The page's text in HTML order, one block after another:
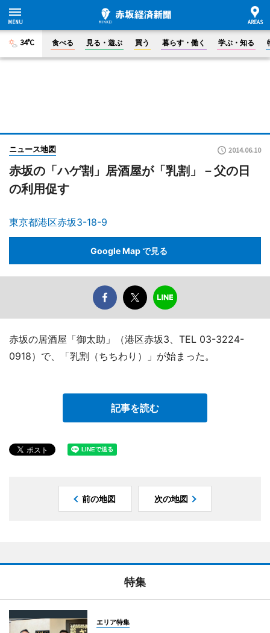
34°C 食べる 見る・遊ぶ 買う 暮らす・働く 学ぶ・知る
ニュース地図 2014.06.10
赤坂の「ハゲ割」居酒屋が「乳割」－父の日
の利用促す
東京都港区赤坂3-18-9
Google Map で見る
赤坂の居酒屋「御太助」（港区赤坂3、TEL 03-3224-
0918）で、「乳割（ちちわり）」が始まった。
記事を読む
前の地図 次の地図
特集
エリア特集